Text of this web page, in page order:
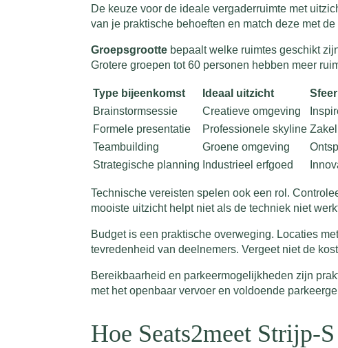
De keuze voor de ideale vergaderruimte met
van je praktische behoeften en match deze met
Groepsgrootte bepaalt welke ruimtes geschikt
Grotere groepen tot 60 personen hebben meer
Type bijeenkomst Ideaal uitzicht
Sfeer
Brainstormsessie
Creatieve omgeving
Formele presentatie
Professionele skyline
Teambuilding
Groene omgeving
Strategische planning Industrieel erfgoed
Technische vereisten spelen ook een rol.
mooiste uitzicht helpt niet als de techniek niet
Budget is een praktische overweging. Locaties
tevredenheid van deelnemers. Vergeet niet de
Bereikbaarheid en parkeermogelijkheden zijn
met het openbaar vervoer en voldoende
Hoe Seats2meet Strijp-